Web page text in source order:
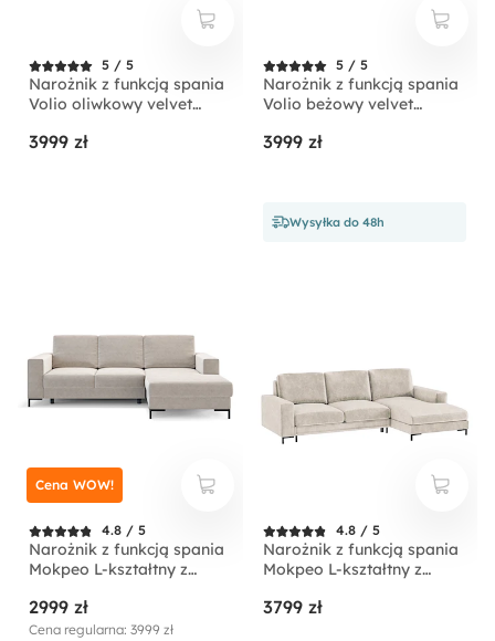
5 / 5
Narożnik z funkcją spania
Volio oliwkowy velvet
3999 zł
5 / 5
Narożnik z funkcją spania
Volio beżowy velvet
3999 zł
Wysyłka do 48h
4.8 / 5
Narożnik z funkcją spania
Mokpeo L-kształtny z
czarnych nóżkach beżowy
sztruks prawostronny
2999 zł
Cena regularna: 3999 zł
Cena WOW!
4.8 / 5
Narożnik z funkcją spania
Mokpeo L-kształtny z
czarnych nóżkach
3799 zł